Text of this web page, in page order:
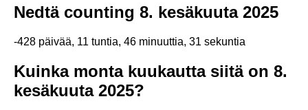
Nedtä counting 8. kesäkuuta 2025
-428 päivää, 11 tuntia, 46 minuuttia, 31 sekuntia
Kuinka monta kuukautta siitä on 8.
kesäkuuta 2025?